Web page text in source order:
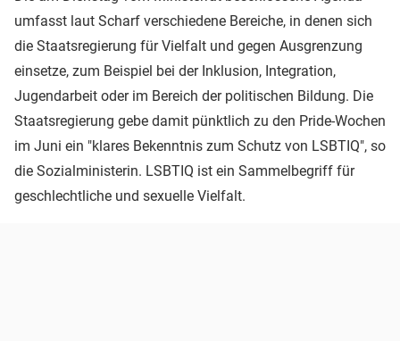
umfasst laut Scharf verschiedene Bereiche, in denen sich
die Staatsregierung für Vielfalt und gegen Ausgrenzung
einsetze, zum Beispiel bei der Inklusion, Integration,
Jugendarbeit oder im Bereich der politischen Bildung. Die
Staatsregierung gebe damit pünktlich zu den Pride-Wochen
im Juni ein "klares Bekenntnis zum Schutz von LSBTIQ", so
die Sozialministerin. LSBTIQ ist ein Sammelbegriff für
geschlechtliche und sexuelle Vielfalt.